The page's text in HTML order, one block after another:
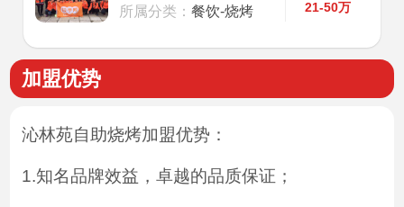
所属分类： 餐饮-烧烤 21-50万
加盟优势
沁林苑自助烧烤加盟优势：
1.知名品牌效益，卓越的品质保证；